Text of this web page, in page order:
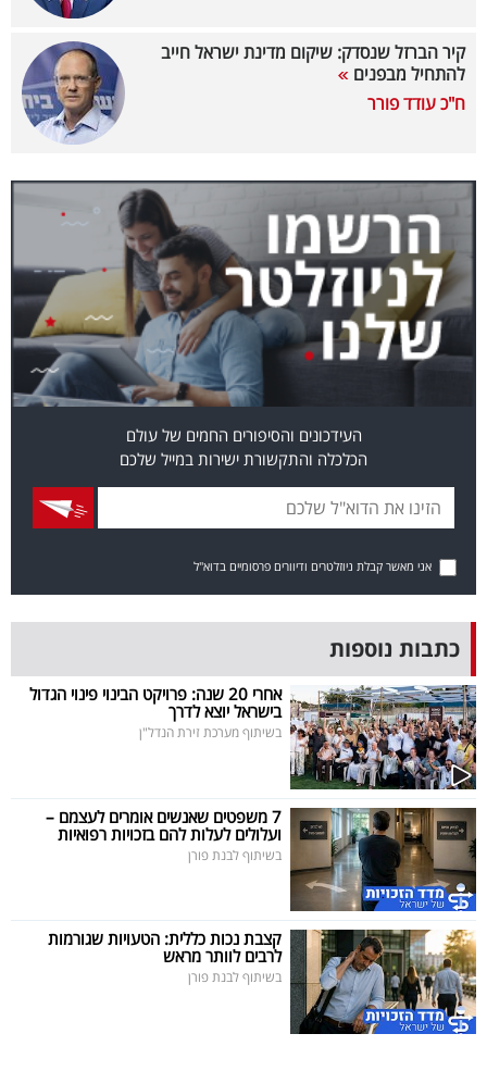
מינויים
רייטינג
בריאות
תרבות
ופנאי
תיירות
הכלכלי
פודקאסט
UNDER
40
שיתופי
פעולה
דרושים
ניוזלטרים
מייל
קיר הברזל שנסדק: שיקום מדינת ישראל חייב
להתחיל מבפנים
ח"כ עודד פורר
העידכונים והסיפורים החמים של עולם
הכלכלה והתקשורת ישירות במייל שלכם
אני מאשר קבלת ניוזלטרים ודיוורים פרסומיים בדוא"ל
כתבות נוספות
אחרי 20 שנה: פרויקט הבינוי פינוי הגדול
בישראל יוצא לדרך
בשיתוף מערכת זירת הנדל"ן
7 משפטים שאנשים אומרים לעצמם –
ועלולים לעלות להם בזכויות רפואיות
בשיתוף לבנת פורן
קצבת נכות כללית: הטעויות שגורמות
לרבים לוותר מראש
בשיתוף לבנת פורן